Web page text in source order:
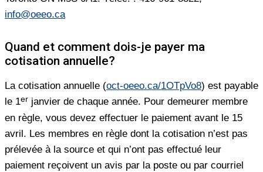
info@oeeo.ca
Quand et comment dois-je payer ma
cotisation annuelle?
La cotisation annuelle (oct-oeeo.ca/1OTpVo8) est payable
le 1er janvier de chaque année. Pour demeurer membre
en règle, vous devez effectuer le paiement avant le 15
avril. Les membres en règle dont la cotisation n’est pas
prélevée à la source et qui n’ont pas effectué leur
paiement reçoivent un avis par la poste ou par courriel